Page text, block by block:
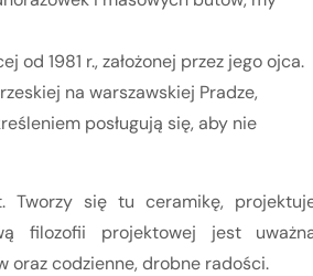
od 1981 r., założonej przez jego ojca.
na warszawskiej Pradze,
posługują się, aby nie
Tworzy się tu ceramikę,
filozofii projektowej jest
oraz codzienne, drobne radości.